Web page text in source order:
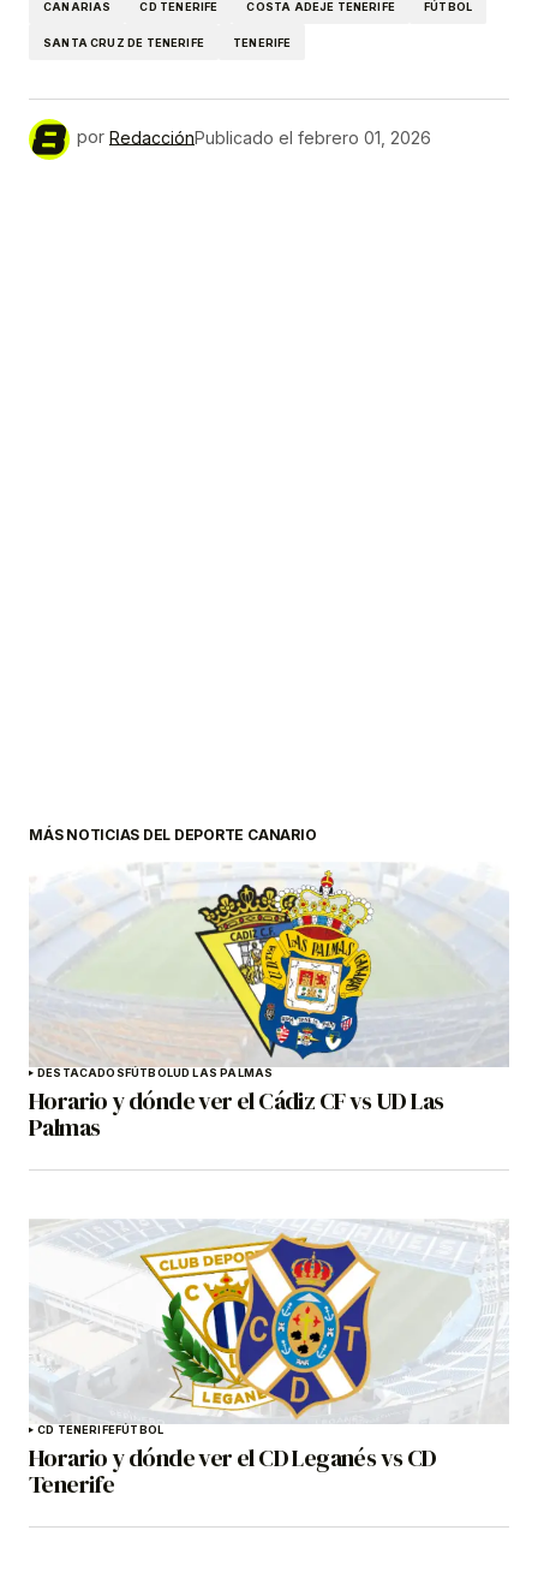
CANARIAS CD TENERIFE COSTA ADEJE TENERIFE FÚTBOL
SANTA CRUZ DE TENERIFE TENERIFE
por RedacciónPublicado el febrero 01, 2026
MÁS NOTICIAS DEL DEPORTE CANARIO
DESTACADOSFÚTBOLUD LAS PALMAS
Horario y dónde ver el Cádiz CF vs UD Las
Palmas
CD TENERIFEFÚTBOL
Horario y dónde ver el CD Leganés vs CD
Tenerife